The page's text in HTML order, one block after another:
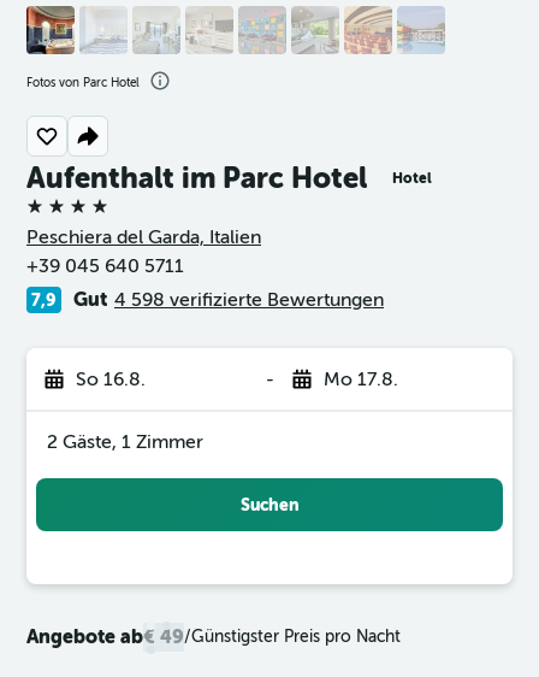
Aufenthalt im Parc Hotel Hotel
4 Sterne
Peschiera del Garda, Italien
+39 045 640 5711
7,9 Gut 4 598 verifizierte Bewertungen
So 16.8. - Mo 17.8.
2 Gäste, 1 Zimmer
Suchen
Angebote ab€ 49/Günstigster Preis pro Nacht
Fotos von Parc Hotel